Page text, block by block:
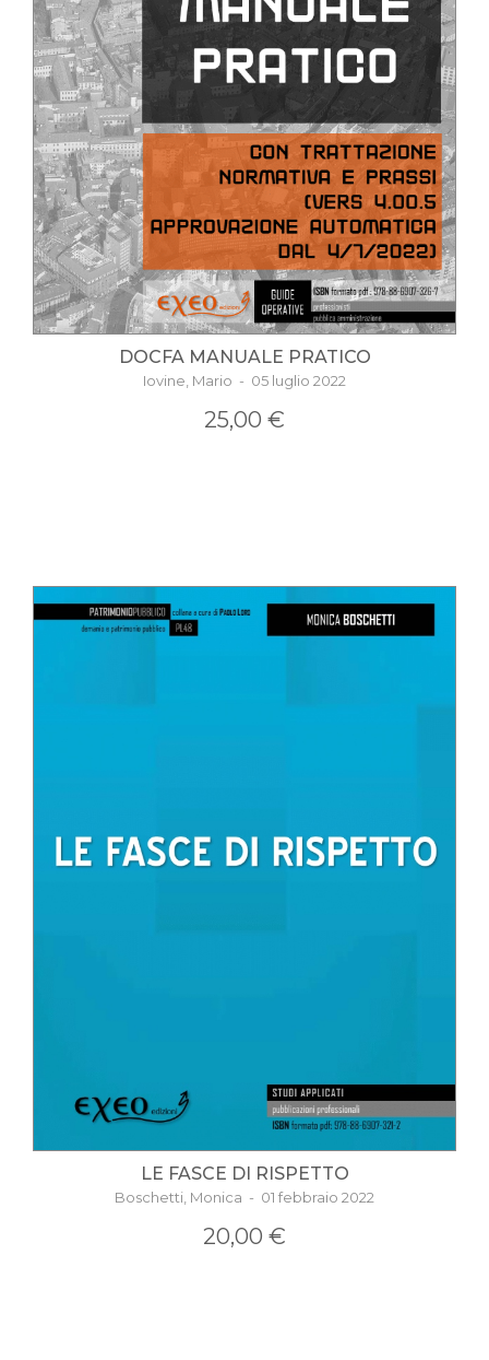
DOCFA MANUALE PRATICO
Iovine, Mario - 05 luglio 2022
25,00 €
LE FASCE DI RISPETTO
Boschetti, Monica - 01 febbraio 2022
20,00 €